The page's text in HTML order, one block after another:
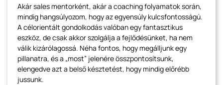
Akár sales mentorként, akár a coaching folyamatok során,
mindig hangsúlyozom, hogy az egyensúly kulcsfontosságú.
A célorientált gondolkodás valóban egy fantasztikus
eszköz, de csak akkor szolgálja a fejlődésünket, ha nem
válik kizárólagossá. Néha fontos, hogy megálljunk egy
pillanatra, és a „most” jelenére összpontosítsunk,
elengedve azt a belső késztetést, hogy mindig előrébb
jussunk.